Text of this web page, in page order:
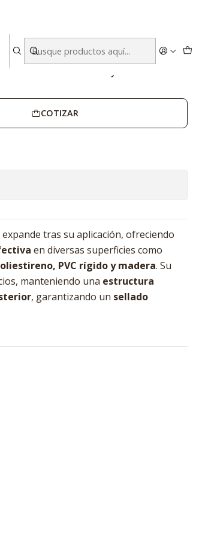
SIEGER – Caja 12
COTIZAR
expande tras su aplicación, ofreciendo
en diversas superficies como
PVC rígido y madera. Su
manteniendo una estructura
, garantizando un sellado